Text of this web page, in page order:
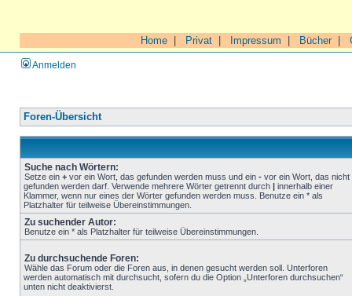
Home Privat Impressum Bücher|
Anmelden
Foren-Übersicht
Suche nach Wörtern:
Setze ein + vor ein Wort, das gefunden werden muss und ein - vor ein Wort, das nicht
gefunden werden darf. Verwende mehrere Wörter getrennt durch | innerhalb einer
Klammer, wenn nur eines der Wörter gefunden werden muss. Benutze ein * als
Platzhalter für teilweise Übereinstimmungen.
Zu suchender Autor:
Benutze ein * als Platzhalter für teilweise Übereinstimmungen.
Zu durchsuchende Foren:
Wähle das Forum oder die Foren aus, in denen gesucht werden soll. Unterforen
werden automatisch mit durchsucht, sofern du die Option „Unterforen durchsuchen“
unten nicht deaktivierst.